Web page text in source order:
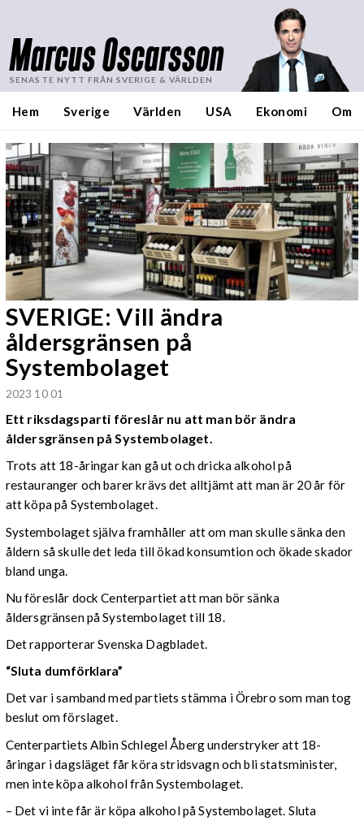
Marcus Oscarsson
SENASTE NYTT FRÅN SVERIGE & VÄRLDEN
Hem Sverige Världen USA Ekonomi Om
SVERIGE: Vill ändra
åldersgränsen på
Systembolaget
2023 10 01
Ett riksdagsparti föreslår nu att man bör ändra
åldersgränsen på Systembolaget.
Trots att 18-åringar kan gå ut och dricka alkohol på
restauranger och barer krävs det alltjämt att man är 20 år för
att köpa på Systembolaget.
Systembolaget själva framhåller att om man skulle sänka den
åldern så skulle det leda till ökad konsumtion och ökade skador
bland unga.
Nu föreslår dock Centerpartiet att man bör sänka
åldersgränsen på Systembolaget till 18.
Det rapporterar Svenska Dagbladet.
“Sluta dumförklara”
Det var i samband med partiets stämma i Örebro som man tog
beslut om förslaget.
Centerpartiets Albin Schlegel Åberg understryker att 18-
åringar i dagsläget får köra stridsvagn och bli statsminister,
men inte köpa alkohol från Systembolaget.
– Det vi inte får är köpa alkohol på Systembolaget. Sluta